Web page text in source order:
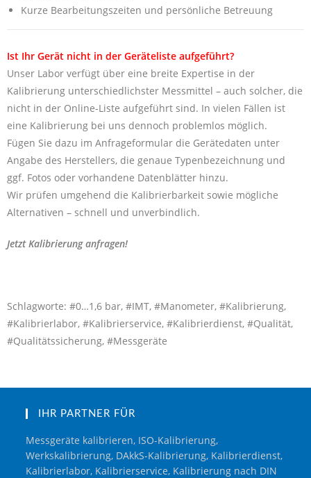
Kurze Bearbeitungszeiten und persönliche Betreuung
Ist Ihr Gerät nicht in der Geräteliste aufgeführt?
Unser Labor verfügt über eine breite Expertise in der
Kalibrierung unterschiedlichster Messmittel – auch solcher, die
nicht in der Online-Liste aufgeführt sind. In vielen Fällen ist
eine Kalibrierung bei uns dennoch problemlos möglich.
Fügen Sie dazu im Anfrageformular die Gerätedaten unter
Angabe des Herstellers, die genaue Typenbezeichnung und
ggf. Fotos oder vorhandene Datenblätter hinzu.
Wir prüfen umgehend die Kalibrierbarkeit sowie mögliche
Alternativen – schnell und unverbindlich.
Jetzt Kalibrierung anfragen!
Schlagworte: #0…1,6 bar, #IMT, #Manometer, #Kalibrierung,
#Kalibrierlabor, #Kalibrierservice, #Kalibrierdienst, #Qualität,
#Qualitätssicherung, #Messgeräte
IHR PARTNER FÜR
Messgeräte kalibrieren, ISO-Kalibrierung,
Werkskalibrierung, DAkkS-Kalibrierung, Kalibrierdienst,
Kalibrierlabor, Kalibrierservice, Kalibrierung nach DIN